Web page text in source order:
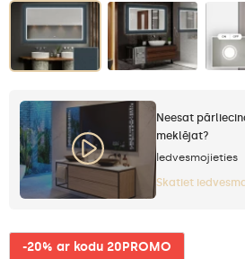
Neesat
meklējat?
Iedvesmojieties
Skatiet
-20% ar kodu 20PROMO